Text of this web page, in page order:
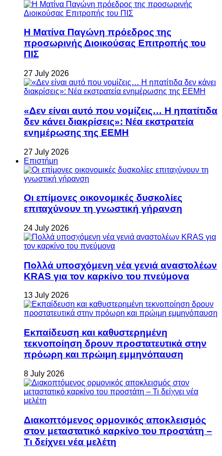
Η Ματίνα Παγώνη πρόεδρος της
προσωρινής Διοικούσας Επιτροπής του
ΠΙΣ
27 July 2026
«Δεν είναι αυτό που νομίζεις… Η ηπατίτιδα
δεν κάνει διακρίσεις»: Νέα εκστρατεία
ενημέρωσης της ΕΕΜΗ
27 July 2026
Επιστήμη
Οι επίμονες οικονομικές δυσκολίες
επιταχύνουν τη γνωστική γήρανση
24 July 2026
Πολλά υποσχόμενη νέα γενιά αναστολέων
KRAS για τον καρκίνο του πνεύμονα
13 July 2026
Εκπαίδευση και καθυστερημένη
τεκνοποίηση δρουν προστατευτικά στην
πρόωρη και πρώιμη εμμηνόπαυση
8 July 2026
Διακοπτόμενος ορμονικός αποκλεισμός
στον μεταστατικό καρκίνο του προστάτη –
Τι δείχνει νέα μελέτη